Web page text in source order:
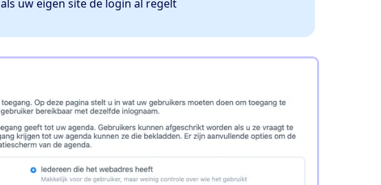
als uw eigen site de login al regelt